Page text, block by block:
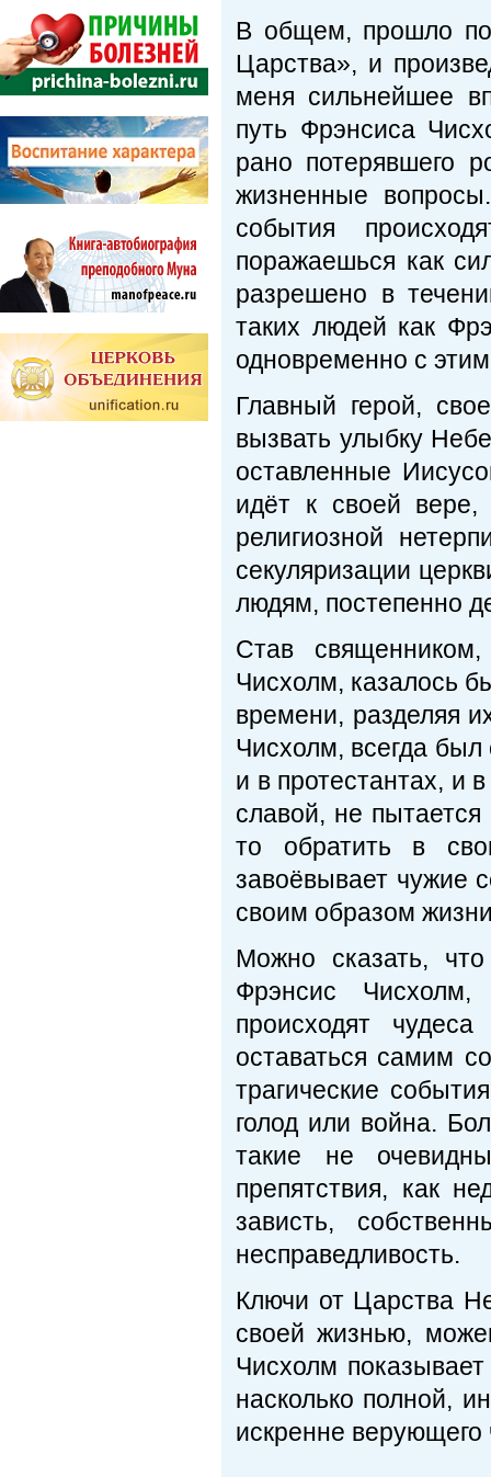
В общем, прошло
Царства», и
меня сильнейшее
путь Фрэнсиса
рано потерявшего
жизненные
события
поражаешься как
разрешено в
таких людей как
одновременно с
Главный герой,
вызвать улыбку
оставленные
идёт к своей вере,
религиозной
секуляризации
людям, постепенно
Став
Чисхолм, казалось
времени, разделяя
Чисхолм, всегда
и в протестантах, и
славой, не
то обратить в
завоёвывает чужие
своим образом
Можно сказать,
Фрэнсис
происходят
оставаться самим
трагические
голод или война.
такие не
препятствия, как
зависть,
Ключи от Царства
своей жизнью,
Чисхолм
насколько полной,
искренне верующего